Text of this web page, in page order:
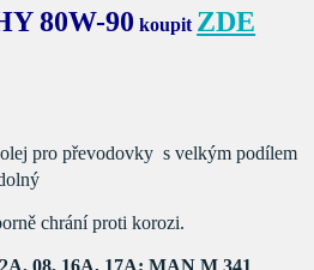
80W-90 koupit ZDE
pro převodovky s velkýmpodílem
chrání proti korozi.
08, 16A, 17A;MAN M 341